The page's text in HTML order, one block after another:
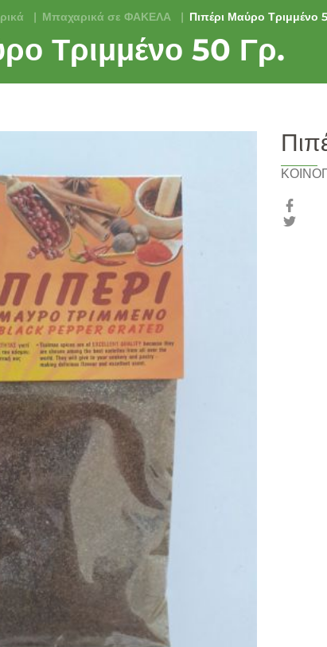
Μπαχαρικά σε ΦΑΚΕΛΑ Πιπέρι Μαύρο Τριμμένο
Τριμμένο 50 Γρ.